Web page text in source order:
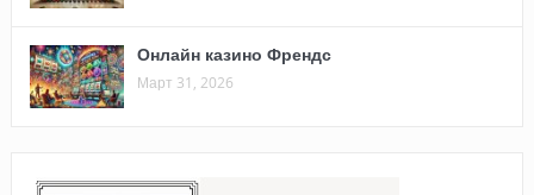
Онлайн казино Френдс
Март 31, 2026